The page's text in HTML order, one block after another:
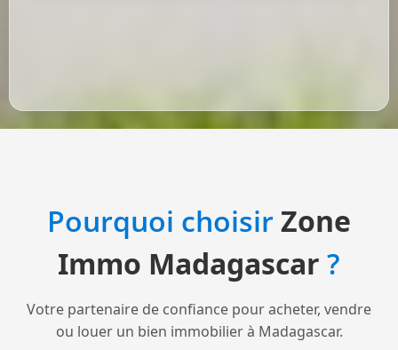
Pourquoi choisirZone
Immo Madagascar ?
Votre partenaire de confiance pour acheter, vendre
ou louer un bien immobilier à Madagascar.